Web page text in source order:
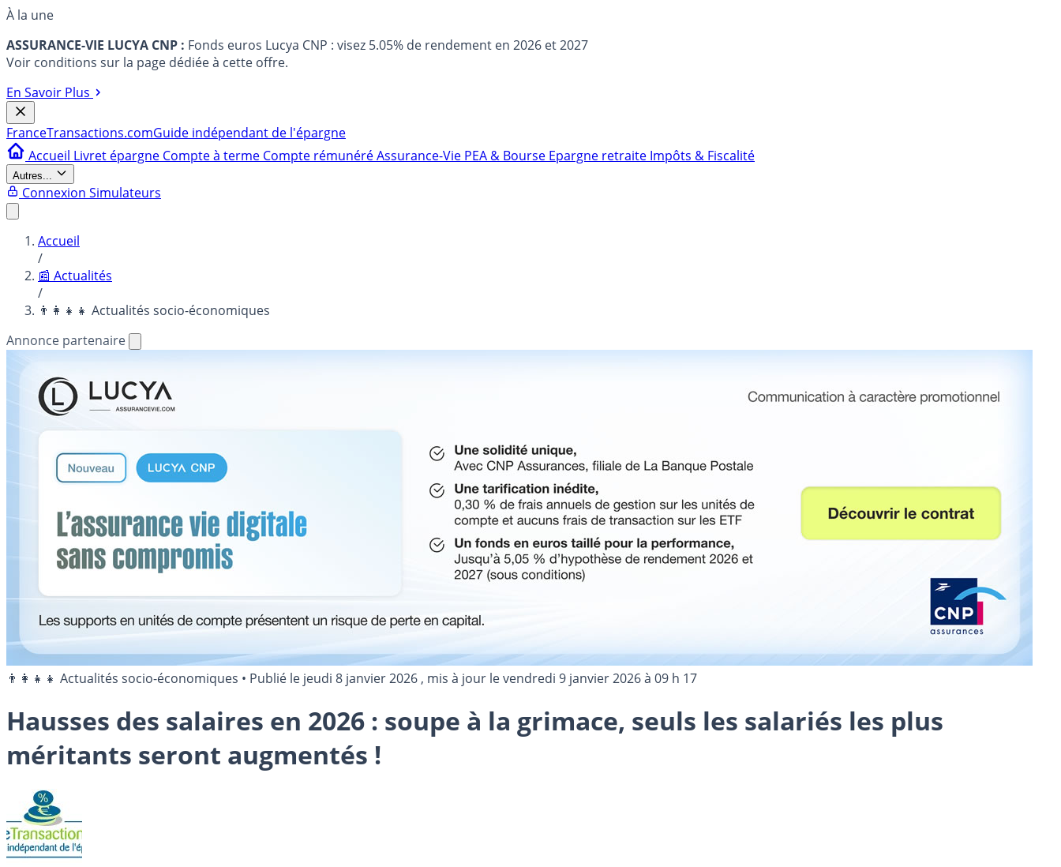
À la une
ASSURANCE-VIE LUCYA CNP : Fonds euros Lucya CNP : visez 5.05% de rendement en 2026 et 2027
Voir conditions sur la page dédiée à cette offre.
En Savoir Plus
FranceTransactions.comGuide indépendant de l'épargne
Accueil Livret épargne Compte à terme Compte rémunéréAssurance-Vie PEA & Bourse Epargne retraite Impôts & Fiscalité
Autres...
Connexion Simulateurs
Accueil
/
📰 Actualités
/
👨‍👩‍👧‍👧 Actualités socio-économiques
Annonce partenaire
👨‍👩‍👧‍👧 Actualités socio-économiques • Publié le jeudi 8 janvier 2026 , mis à jour levendredi 9 janvier 2026 à 09 h 17
Hausses des salaires en 2026 : soupe à la grimace, seuls les salariés les plus
méritants seront augmentés !